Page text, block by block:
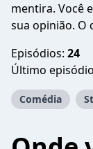
mentira. Você
sua opinião. O
Episódios: 24
Último
Comédia